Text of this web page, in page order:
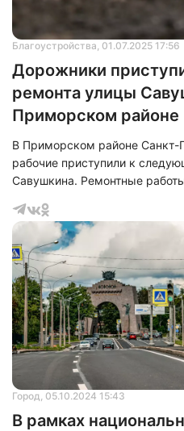
Благоустройства, 01.07.2025 17:56
Дорожники
ремонта улицы
Приморском районе
В Приморском районе
рабочие приступили к
Савушкина. Ремонтные
Планерной улицы. В рамках
укладка нового
и тротуарах общей площадью
капитальный характер и
дорожной инфраструктуры.
Город, 05.10.2024 15:43
В рамках